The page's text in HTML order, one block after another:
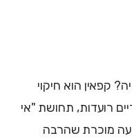
קפאין הוא חיקוי
רועדות, תחושת "אי
מוכרת שהרבה